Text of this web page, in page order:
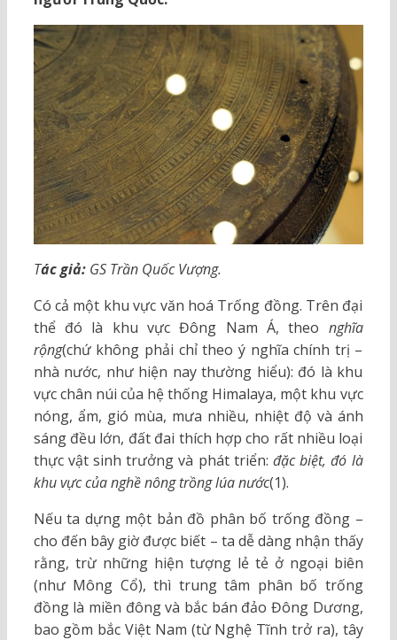
Tác giả:GS Trần Quốc Vượng.
Có cả một khu vực văn hoá Trống đồng. Trên đại
thể đó là khu vực Đông Nam Á, theo nghĩa
rộng(chứ không phải chỉ theo ý nghĩa chính trị –
nhà nước, như hiện nay thường hiểu): đó là khu
vực chân núi của hệ thống Himalaya, một khu vực
nóng, ẩm, gió mùa, mưa nhiều, nhiệt độ và ánh
sáng đều lớn, đất đai thích hợp cho rất nhiều loại
thực vật sinh trưởng và phát triển: đặc biệt, đó là
khu vực của nghề nông trồng lúa nước(1).
Nếu ta dựng một bản đồ phân bố trống đồng –
cho đến bây giờ được biết – ta dễ dàng nhận thấy
rằng, trừ những hiện tượng lẻ tẻ ở ngoại biên
(như Mông Cổ), thì trung tâm phân bố trống
đồng là miền đông và bắc bán đảo Đông Dương,
bao gồm bắc Việt Nam (từ Nghệ Tĩnh trở ra), tây